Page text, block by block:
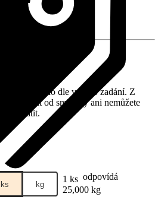
vyrobeno dle vašeho zadání. Z
odstoupit od smlouvy ani nemůžete
vrátit.
ks kg 1 ks odpovídá
25,000 kg